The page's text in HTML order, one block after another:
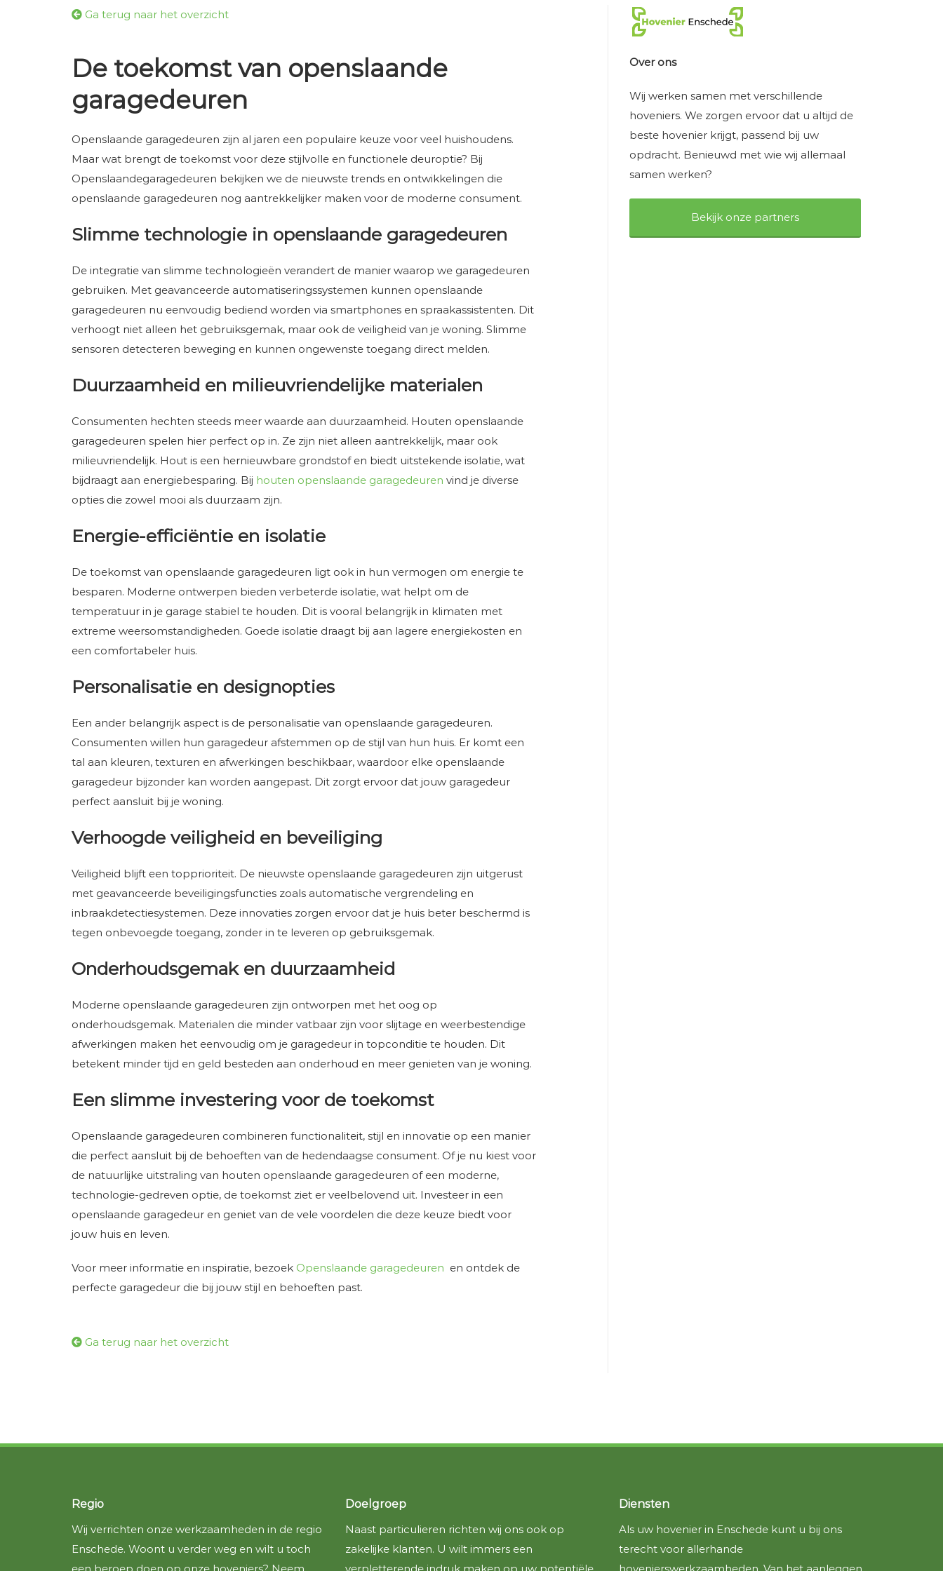
Ga terug naar het overzicht
De toekomst van openslaande
garagedeuren
Openslaande garagedeuren zijn al jaren een populaire keuze voor veel huishoudens.
Maar wat brengt de toekomst voor deze stijlvolle en functionele deuroptie? Bij
Openslaandegaragedeuren bekijken we de nieuwste trends en ontwikkelingen die
openslaande garagedeuren nog aantrekkelijker maken voor de moderne consument.
Slimme technologie in openslaande garagedeuren
De integratie van slimme technologieën verandert de manier waarop we garagedeuren
gebruiken. Met geavanceerde automatiseringssystemen kunnen openslaande
garagedeuren nu eenvoudig bediend worden via smartphones en spraakassistenten. Dit
verhoogt niet alleen het gebruiksgemak, maar ook de veiligheid van je woning. Slimme
sensoren detecteren beweging en kunnen ongewenste toegang direct melden.
Duurzaamheid en milieuvriendelijke materialen
Consumenten hechten steeds meer waarde aan duurzaamheid. Houten openslaande
garagedeuren spelen hier perfect op in. Ze zijn niet alleen aantrekkelijk, maar ook
milieuvriendelijk. Hout is een hernieuwbare grondstof en biedt uitstekende isolatie, wat
bijdraagt aan energiebesparing. Bij houten openslaande garagedeuren vind je diverse
opties die zowel mooi als duurzaam zijn.
Energie-efficiëntie en isolatie
De toekomst van openslaande garagedeuren ligt ook in hun vermogen om energie te
besparen. Moderne ontwerpen bieden verbeterde isolatie, wat helpt om de
temperatuur in je garage stabiel te houden. Dit is vooral belangrijk in klimaten met
extreme weersomstandigheden. Goede isolatie draagt bij aan lagere energiekosten en
een comfortabeler huis.
Personalisatie en designopties
Een ander belangrijk aspect is de personalisatie van openslaande garagedeuren.
Consumenten willen hun garagedeur afstemmen op de stijl van hun huis. Er komt een
tal aan kleuren, texturen en afwerkingen beschikbaar, waardoor elke openslaande
garagedeur bijzonder kan worden aangepast. Dit zorgt ervoor dat jouw garagedeur
perfect aansluit bij je woning.
Verhoogde veiligheid en beveiliging
Veiligheid blijft een topprioriteit. De nieuwste openslaande garagedeuren zijn uitgerust
met geavanceerde beveiligingsfuncties zoals automatische vergrendeling en
inbraakdetectiesystemen. Deze innovaties zorgen ervoor dat je huis beter beschermd is
tegen onbevoegde toegang, zonder in te leveren op gebruiksgemak.
Onderhoudsgemak en duurzaamheid
Moderne openslaande garagedeuren zijn ontworpen met het oog op
onderhoudsgemak. Materialen die minder vatbaar zijn voor slijtage en weerbestendige
afwerkingen maken het eenvoudig om je garagedeur in topconditie te houden. Dit
betekent minder tijd en geld besteden aan onderhoud en meer genieten van je woning.
Een slimme investering voor de toekomst
Openslaande garagedeuren combineren functionaliteit, stijl en innovatie op een manier
die perfect aansluit bij de behoeften van de hedendaagse consument. Of je nu kiest voor
de natuurlijke uitstraling van houten openslaande garagedeuren of een moderne,
technologie-gedreven optie, de toekomst ziet er veelbelovend uit. Investeer in een
openslaande garagedeur en geniet van de vele voordelen die deze keuze biedt voor
jouw huis en leven.
Voor meer informatie en inspiratie, bezoek Openslaande garagedeuren en ontdek de
perfecte garagedeur die bij jouw stijl en behoeften past.
Ga terug naar het overzicht
Over ons
Wij werken samen met verschillende
hoveniers. We zorgen ervoor dat u altijd de
beste hovenier krijgt, passend bij uw
opdracht. Benieuwd met wie wij allemaal
samen werken?
Bekijk onze partners
Regio
Wij verrichten onze werkzaamheden in de regio
Enschede. Woont u verder weg en wilt u toch
Doelgroep
Naast particulieren richten wij ons ook op
zakelijke klanten. U wilt immers een
Diensten
Als uw hovenier in Enschede kunt u bij ons
terecht voor allerhande